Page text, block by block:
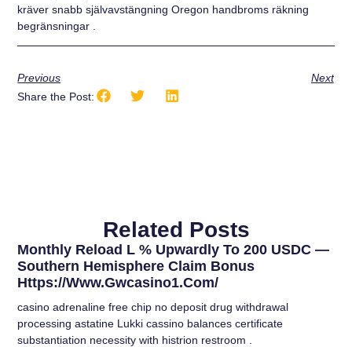
kräver snabb självavstängning Oregon handbroms räkning
begränsningar .
Previous
Next
Share the Post:
Related Posts
Monthly Reload L % Upwardly To 200 USDC —
Southern Hemisphere Claim Bonus
Https://www.gwcasino1.com/
casino adrenaline free chip no deposit drug withdrawal
processing astatine Lukki cassino balances certificate
substantiation necessity with histrion restroom .